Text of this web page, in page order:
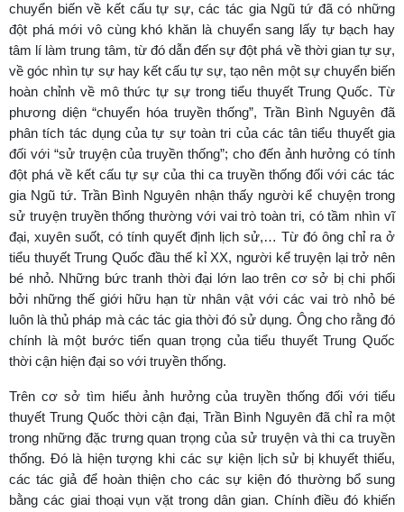
chuyển biến về kết cấu tự sự, các tác gia Ngũ tứ đã có những
đột phá mới vô cùng khó khăn là chuyển sang lấy tự bạch hay
tâm lí làm trung tâm, từ đó dẫn đến sự đột phá về thời gian tự sự,
về góc nhìn tự sự hay kết cấu tự sự, tạo nên một sự chuyển biến
hoàn chỉnh về mô thức tự sự trong tiểu thuyết Trung Quốc. Từ
phương diện “chuyển hóa truyền thống”, Trần Bình Nguyên đã
phân tích tác dụng của tự sự toàn tri của các tân tiểu thuyết gia
đối với “sử truyện của truyền thống”; cho đến ảnh hưởng có tính
đột phá về kết cấu tự sự của thi ca truyền thống đối với các tác
gia Ngũ tứ. Trần Bình Nguyên nhận thấy người kể chuyện trong
sử truyện truyền thống thường với vai trò toàn tri, có tầm nhìn vĩ
đại, xuyên suốt, có tính quyết định lịch sử,… Từ đó ông chỉ ra ở
tiểu thuyết Trung Quốc đầu thế kỉ XX, người kể truyện lại trở nên
bé nhỏ. Những bức tranh thời đại lớn lao trên cơ sở bị chi phối
bởi những thế giới hữu hạn từ nhân vật với các vai trò nhỏ bé
luôn là thủ pháp mà các tác gia thời đó sử dụng. Ông cho rằng đó
chính là một bước tiến quan trọng của tiểu thuyết Trung Quốc
thời cận hiện đại so với truyền thống.
Trên cơ sở tìm hiểu ảnh hưởng của truyền thống đối với tiểu
thuyết Trung Quốc thời cận đại, Trần Bình Nguyên đã chỉ ra một
trong những đặc trưng quan trọng của sử truyện và thi ca truyền
thống. Đó là hiện tượng khi các sự kiện lịch sử bị khuyết thiếu,
các tác giả để hoàn thiện cho các sự kiện đó thường bổ sung
bằng các giai thoại vụn vặt trong dân gian. Chính điều đó khiến